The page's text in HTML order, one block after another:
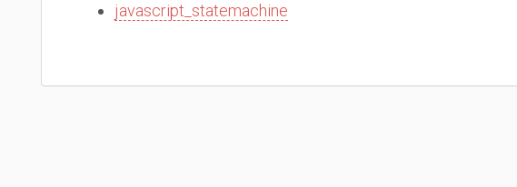
javascript_statemachine